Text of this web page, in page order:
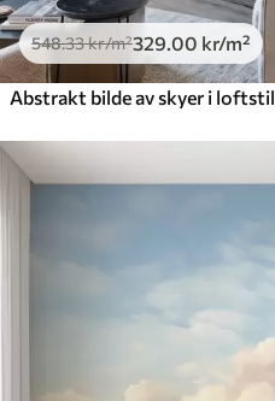
548.33kr/m²329.00 kr/m²
Abstrakt bilde av skyer i loftstil